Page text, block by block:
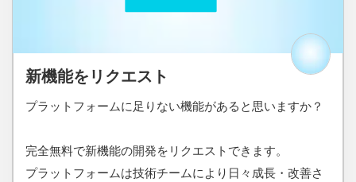
新機能をリクエスト
プラットフォームに足りない機能があると思いますか？
完全無料で新機能の開発をリクエストできます。
プラットフォームは技術チームにより日々成長・改善さ